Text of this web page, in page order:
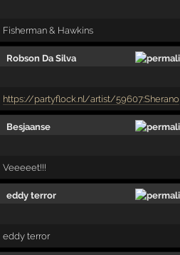
Fisherman & Hawkins
Robson Da Silva
https://partyflock.nl/artist/59607:Sherano
Besjaanse
Veeeeet!!!
eddy terror
eddy terror